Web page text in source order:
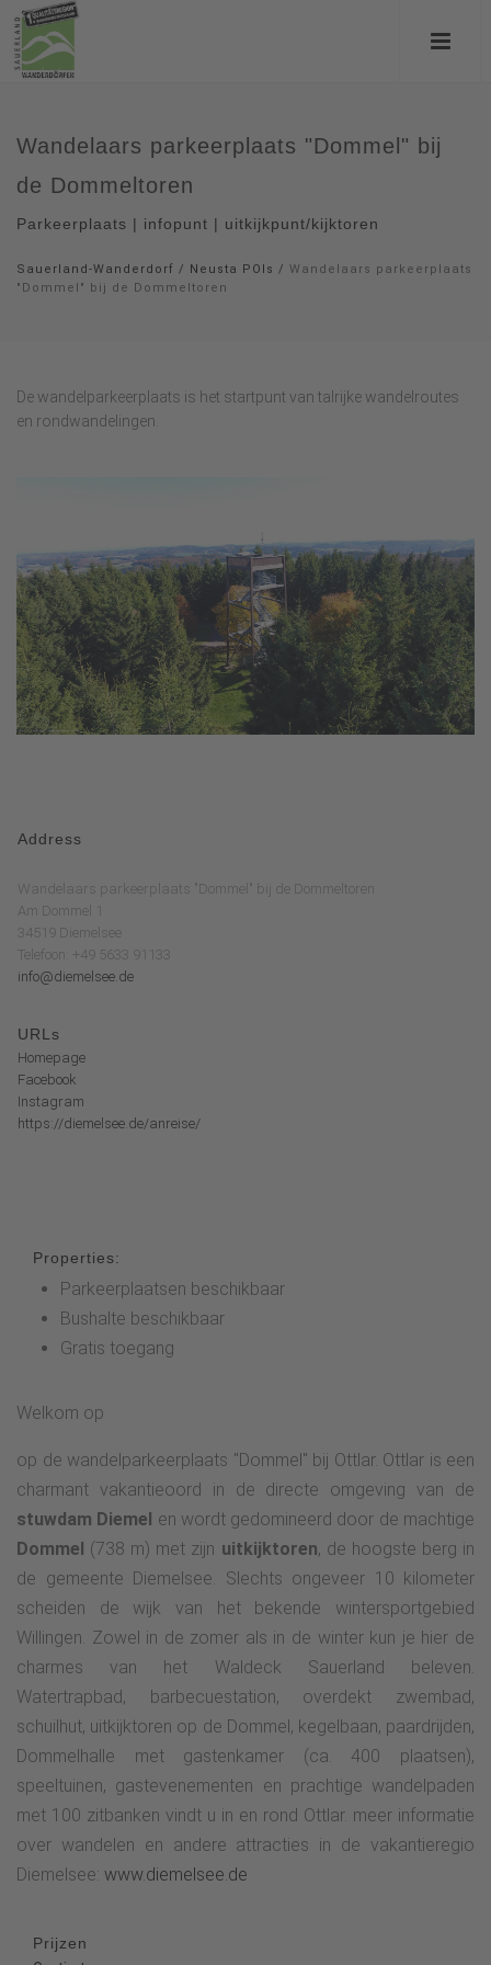
Wandelaars parkeerplaats "Dommel" bij
de Dommeltoren
Parkeerplaats | infopunt | uitkijkpunt/kijktoren
Sauerland-Wanderdorf / Neusta POIs / Wandelaars parkeerplaats
"Dommel" bij de Dommeltoren
De wandelparkeerplaats is het startpunt van talrijke wandelroutes
en rondwandelingen.
Address
Wandelaars parkeerplaats "Dommel" bij de Dommeltoren
Am Dommel 1
34519 Diemelsee
Telefoon: +49 5633 91133
info@diemelsee.de
URLs
Homepage
Facebook
Instagram
https://diemelsee.de/anreise/
Properties:
Parkeerplaatsen beschikbaar
Bushalte beschikbaar
Gratis toegang
Welkom op
op de wandelparkeerplaats "Dommel" bij Ottlar. Ottlar is een
charmant vakantieoord in de directe omgeving van de
stuwdam Diemel en wordt gedomineerd door de machtige
Dommel (738 m) met zijn uitkijktoren, de hoogste berg in
de gemeente Diemelsee. Slechts ongeveer 10 kilometer
scheiden de wijk van het bekende wintersportgebied
Willingen. Zowel in de zomer als in de winter kun je hier de
charmes van het Waldeck Sauerland beleven.
Watertrapbad, barbecuestation, overdekt zwembad,
schuilhut, uitkijktoren op de Dommel, kegelbaan, paardrijden,
Dommelhalle met gastenkamer (ca. 400 plaatsen),
speeltuinen, gastevenementen en prachtige wandelpaden
met 100 zitbanken vindt u in en rond Ottlar. meer informatie
over wandelen en andere attracties in de vakantieregio
Diemelsee: www.diemelsee.de
Prijzen